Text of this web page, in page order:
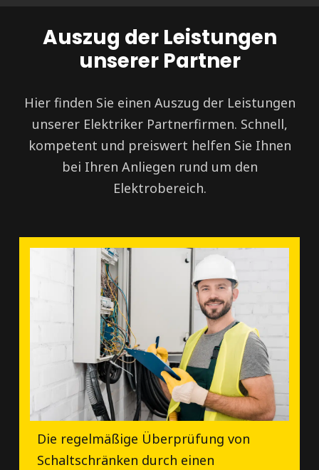
Auszug der Leistungen
unserer Partner
Hier finden Sie einen Auszug der Leistungen
unserer Elektriker Partnerfirmen. Schnell,
kompetent und preiswert helfen Sie Ihnen
bei Ihren Anliegen rund um den
Elektrobereich.
Die regelmäßige Überprüfung von
Schaltschränken durch einen